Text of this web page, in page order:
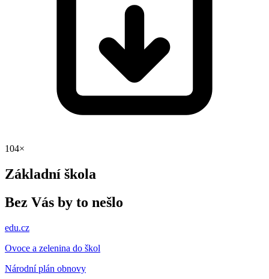
104×
Základní škola
Bez Vás by to nešlo
edu.cz
Ovoce a zelenina do škol
Národní plán obnovy